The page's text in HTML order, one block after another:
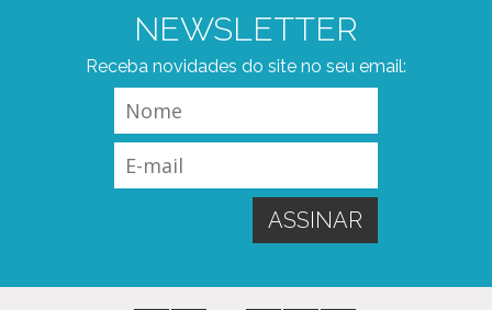
NEWSLETTER
Receba novidades do site no seu email: